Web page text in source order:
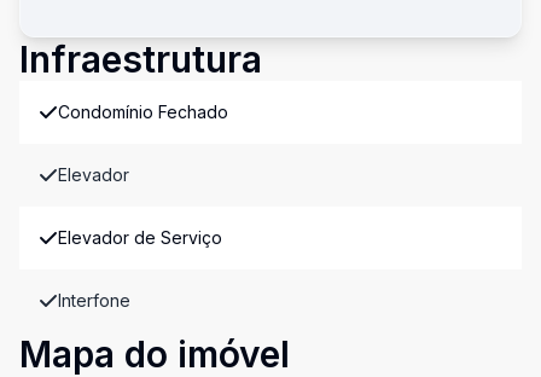
Infraestrutura
Condomínio Fechado
Elevador
Elevador de Serviço
Interfone
Mapa do imóvel